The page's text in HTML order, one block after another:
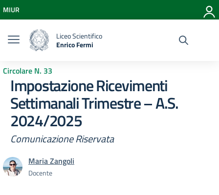
Vai al menu di navigazione
Vai al footer
MIUR
Liceo Scientifico
Enrico Fermi
Circolare N. 33
Impostazione Ricevimenti
Settimanali Trimestre – A.S.
2024/2025
Comunicazione Riservata
Maria Zangoli
Docente